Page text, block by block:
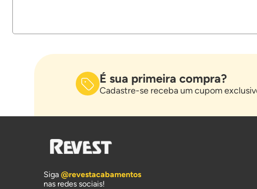
É sua primeira compra?
Cadastre-se receba um cupom
Siga @revestacabamentos
nas redes sociais!